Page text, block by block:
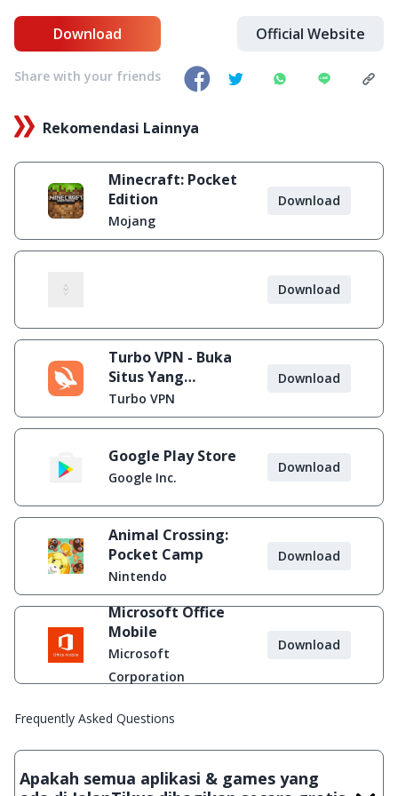
Download Official Website
Share with your friends
Rekomendasi Lainnya
Minecraft: Pocket
Edition
Mojang
Download
Download
Turbo VPN - Buka
Situs Yang
Diblokir
Turbo VPN
Download
Google Play Store
Google Inc.
Download
Animal Crossing:
Pocket Camp
Nintendo
Download
Microsoft Office
Mobile
Microsoft
Corporation
Download
Frequently Asked Questions
Apakah semua aplikasi & games yang